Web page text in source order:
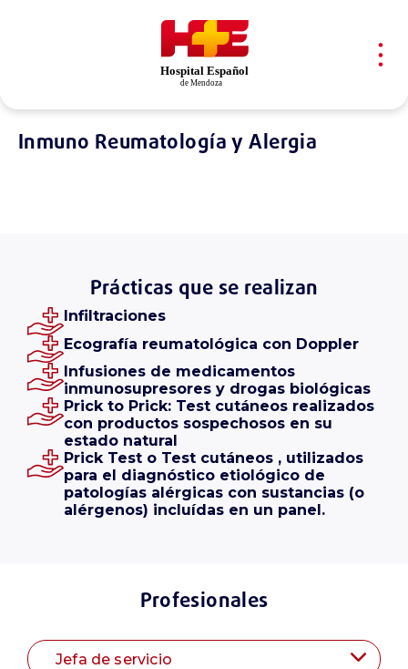
Inmuno Reumatología y Alergia
Prácticas que se realizan
Infiltraciones
Ecografía reumatológica con Doppler
Infusiones de medicamentos
inmunosupresores y drogas biológicas
Prick to Prick: Test cutáneos realizados
con productos sospechosos en su
estado natural
Prick Test o Test cutáneos , utilizados
para el diagnóstico etiológico de
patologías alérgicas con sustancias (o
alérgenos) incluídas en un panel.
Profesionales
Jefa de servicio